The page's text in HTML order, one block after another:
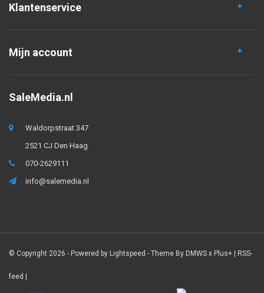
Klantenservice
Mijn account
SaleMedia.nl
Waldorpstraat 347
2521 CJ Den Haag
070-2629111
info@salemedia.nl
© Copyright 2026 - Powered by Lightspeed - Theme By DMWS x Plus+ | RSS-
feed |